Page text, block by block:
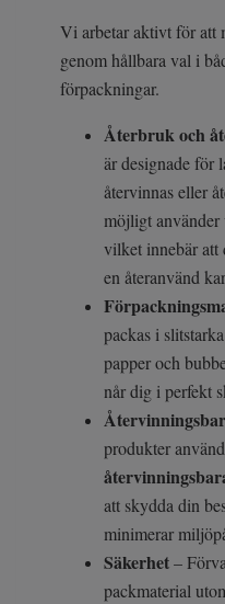
Vi arbetar aktivt för att
genom hållbara val i
förpackningar.
Återbruk och
är designade för
återvinnas eller
möjligt använder
vilket innebär att
en återanvänd
packas i
papper och
når dig i perfekt
produkter
att skydda din
minimerar
Säkerhet–
packmaterial